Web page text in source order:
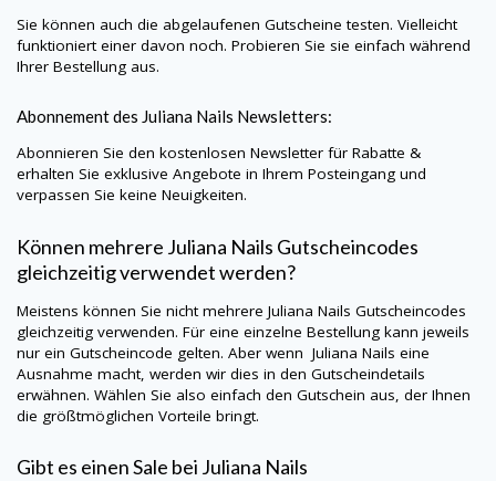
Sie können auch die abgelaufenen Gutscheine testen. Vielleicht
funktioniert einer davon noch. Probieren Sie sie einfach während
Ihrer Bestellung aus.
Abonnement des Juliana Nails Newsletters:
Abonnieren Sie den kostenlosen Newsletter für Rabatte &
erhalten Sie exklusive Angebote in Ihrem Posteingang und
verpassen Sie keine Neuigkeiten.
Können mehrere Juliana Nails Gutscheincodes
gleichzeitig verwendet werden?
Meistens können Sie nicht mehrere Juliana Nails Gutscheincodes
gleichzeitig verwenden. Für eine einzelne Bestellung kann jeweils
nur ein Gutscheincode gelten. Aber wenn Juliana Nails eine
Ausnahme macht, werden wir dies in den Gutscheindetails
erwähnen. Wählen Sie also einfach den Gutschein aus, der Ihnen
die größtmöglichen Vorteile bringt.
Gibt es einen Sale bei Juliana Nails